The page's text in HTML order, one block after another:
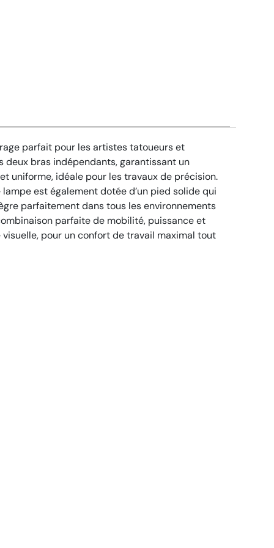
parfait pour les artistes tatoueurs et
deux bras indépendants, garantissant un
uniforme, idéale pour les travaux de précision.
est également dotée d’un pied solide qui
parfaitement dans tous les environnements
parfaite de mobilité, puissance et
pour un confort de travail maximal tout